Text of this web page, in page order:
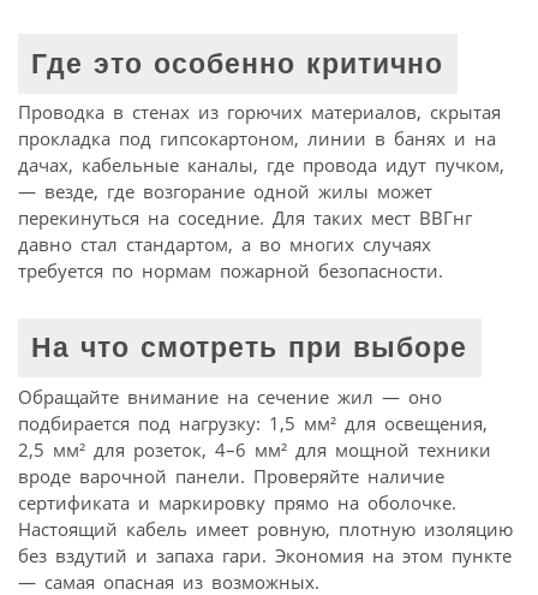
Где это особенно критично
Проводка в стенах из горючих материалов, скрытая
прокладка под гипсокартоном, линии в банях и на
дачах, кабельные каналы, где провода идут пучком,
— везде, где возгорание одной жилы может
перекинуться на соседние. Для таких мест ВВГнг
давно стал стандартом, а во многих случаях
требуется по нормам пожарной безопасности.
На что смотреть при выборе
Обращайте внимание на сечение жил — оно
подбирается под нагрузку: 1,5 мм² для освещения,
2,5 мм² для розеток, 4–6 мм² для мощной техники
вроде варочной панели. Проверяйте наличие
сертификата и маркировку прямо на оболочке.
Настоящий кабель имеет ровную, плотную изоляцию
без вздутий и запаха гари. Экономия на этом пункте
— самая опасная из возможных.